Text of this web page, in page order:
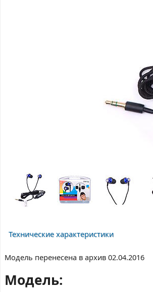
Технические характеристики
Модель перенесена в архив 02.04.2016
Модель: